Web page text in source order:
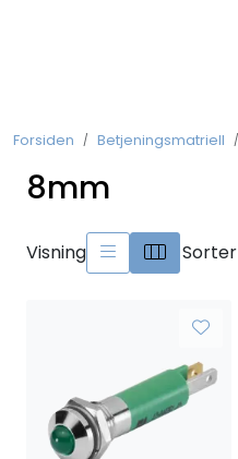
Forsiden Betjeningsmatriell
8mm
Visning Sorter
Kobberforbindelser
Betjeningsmatriell
Skinnesystem
Montasjemateriell